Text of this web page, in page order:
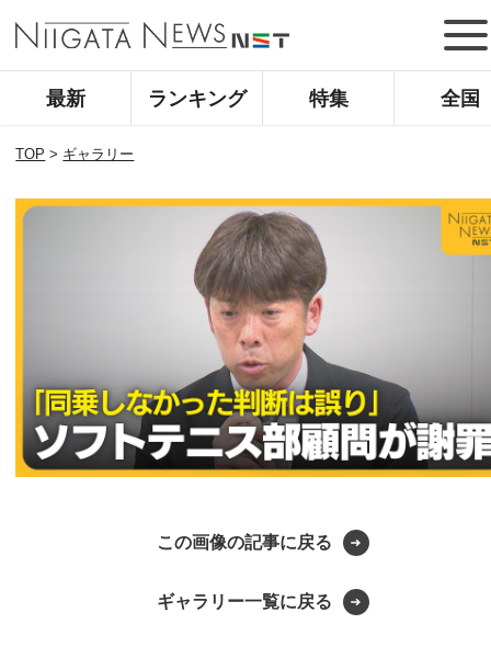
最新 ランキング 特集 全国
TOP > ギャラリー
この画像の記事に戻る
ギャラリー一覧に戻る